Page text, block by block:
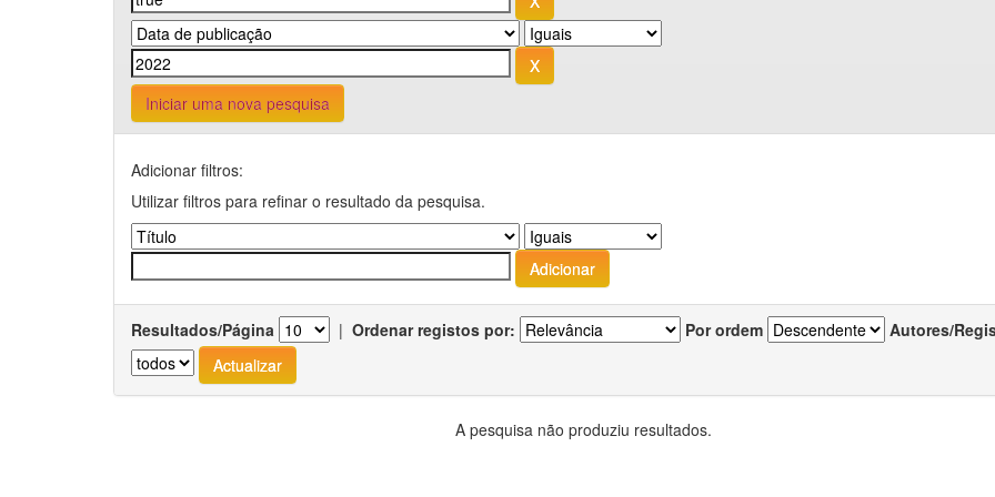
Iniciar uma nova pesquisa
Adicionar filtros:
Utilizar filtros para refinar o resultado da pesquisa.
Resultados/Página | Ordenar registos por: Por ordem Autores/
A pesquisa não produziu resultados.